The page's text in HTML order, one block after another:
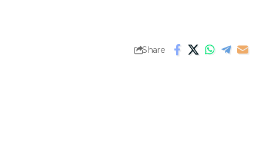
Share